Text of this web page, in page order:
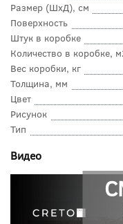
Размер (ШхД), см
Поверхность
Штук в коробке
Количество в коробке,
Вес коробки, кг
Толщина, мм
Цвет
Рисунок
Тип
Видео